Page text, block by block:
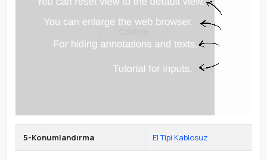
5-Konumlandırma El Tipi Kablosuz